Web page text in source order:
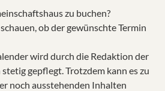
zu buchen?
ob der gewünschte Termin
wird durch die Redaktion der
gepflegt. Trotzdem kann es zu
noch ausstehenden Inhalten